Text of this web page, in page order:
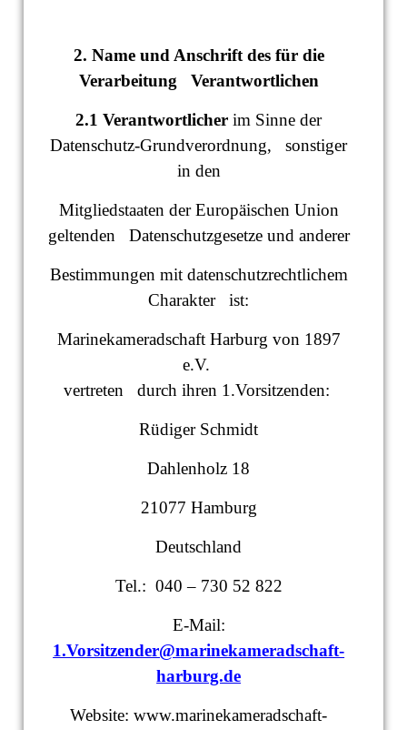
2. Name und Anschrift des für die
Verarbeitung Verantwortlichen
2.1 Verantwortlicher im Sinne der
Datenschutz-Grundverordnung, sonstiger
in den
Mitgliedstaaten der Europäischen Union
geltenden Datenschutzgesetze und anderer
Bestimmungen mit datenschutzrechtlichem
Charakter ist:
Marinekameradschaft Harburg von 1897
e.V.
vertreten durch ihren 1.Vorsitzenden:
Rüdiger Schmidt
Dahlenholz 18
21077 Hamburg
Deutschland
Tel.: 040 – 730 52 822
E-Mail:
1.Vorsitzender@marinekameradschaft-
harburg.de
Website: www.marinekameradschaft-